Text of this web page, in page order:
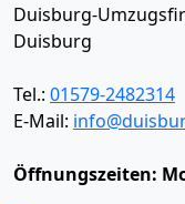
Duisburg-
Duisburg
Tel.: 01579-2482314
E-Mail:
Öffnungszeiten: